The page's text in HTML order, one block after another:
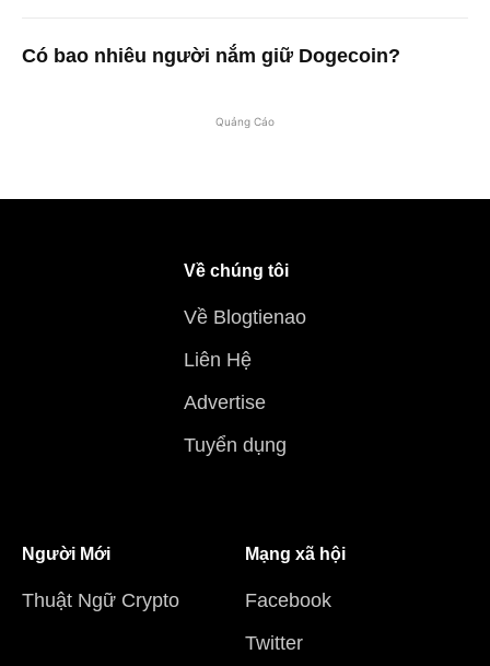
Có bao nhiêu người nắm giữ Dogecoin?
Quảng Cáo
Về chúng tôi
Về Blogtienao
Liên Hệ
Advertise
Tuyển dụng
Người Mới
Thuật Ngữ Crypto
Mạng xã hội
Facebook
Twitter